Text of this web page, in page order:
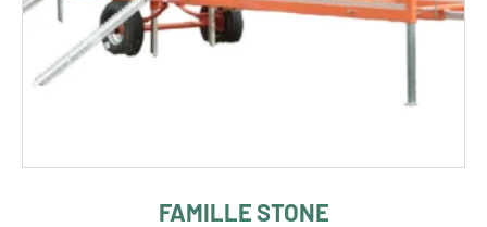
FAMILLE STONE